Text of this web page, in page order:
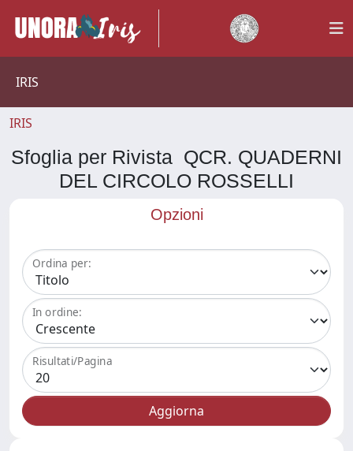
IRIS
IRIS
Sfoglia per Rivista QCR. QUADERNI
DEL CIRCOLO ROSSELLI
Opzioni
Ordina per:
In ordine:
Risultati/Pagina